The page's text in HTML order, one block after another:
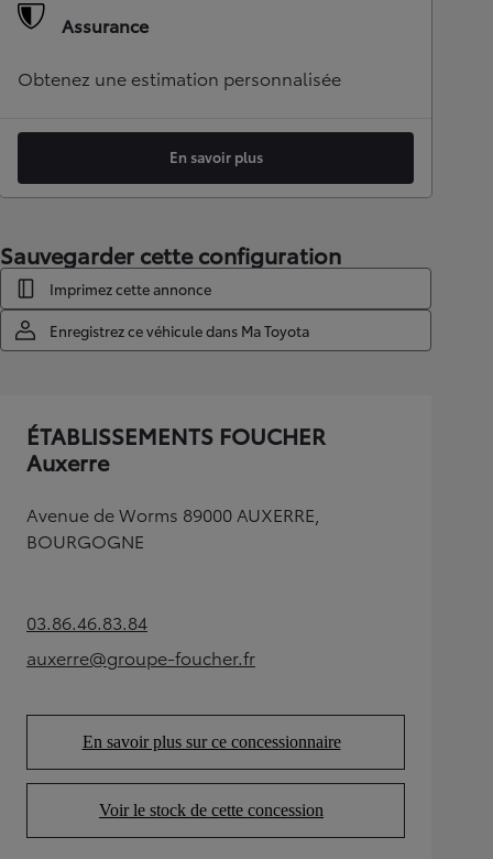
Assurance
Obtenez une estimation personnalisée
En savoir plus
Sauvegarder cette configuration
Imprimez cette annonce
Enregistrez ce véhicule dans Ma Toyota
ÉTABLISSEMENTS FOUCHER
Auxerre
Avenue de Worms 89000 AUXERRE,
BOURGOGNE
03.86.46.83.84(Opens in new tab)
auxerre@groupe-foucher.fr
(Opens in new tab)
En savoir plus sur ce concessionnaire
(Opens in new tab)
Voir le stock de cette concession
(Opens in new tab)